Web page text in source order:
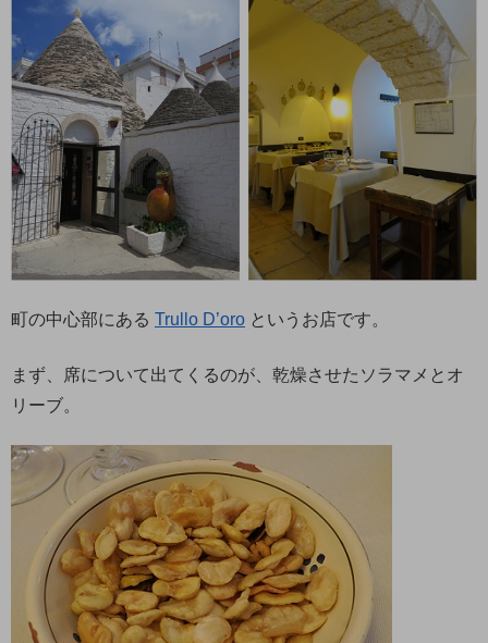
町の中心部にある Trullo D’oro というお店です。
まず、席について出てくるのが、乾燥させたソラマメとオ
リーブ。